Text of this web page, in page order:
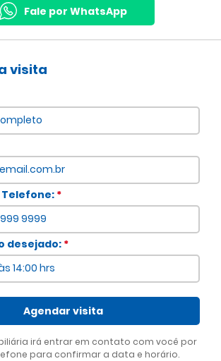
Fale por WhatsApp
visita
*
desejado: *
Agendar visita
irá entrar em contato com você por
para confirmar a data e horário.
Voltar